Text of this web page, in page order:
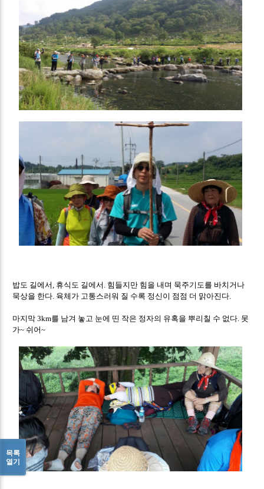
밥도 길에서 휴식도 길에서 힘들지만 힘을 내며 묵주기도를 바치거나
묵상을 한다 육체가 고통스러워 질 수록 정신이 점점 더 맑아진다
마지막3km를 남겨 놓고 눈에 띤 작은 정자의 유혹을 뿌리칠 수 없다 못
가~ 쉬어~
목록
열기